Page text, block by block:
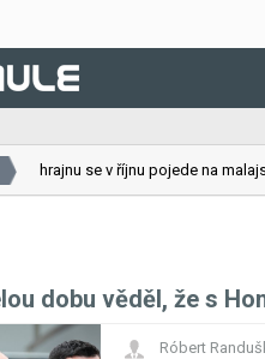
se v říjnu pojede na
dobu věděl, že s
Róbert